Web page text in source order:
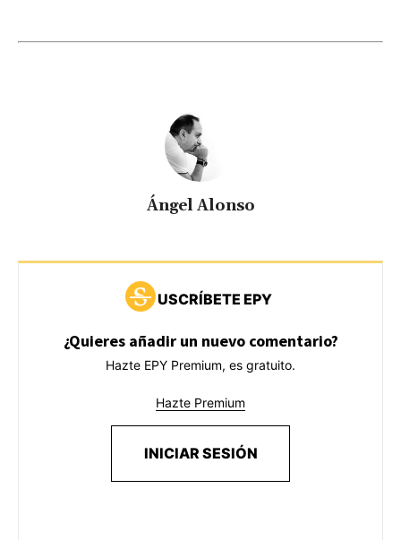
Ángel Alonso
USCRÍBETE EPY
¿Quieres añadir un nuevo comentario?
Hazte EPY Premium, es gratuito.
Hazte Premium
INICIAR SESIÓN